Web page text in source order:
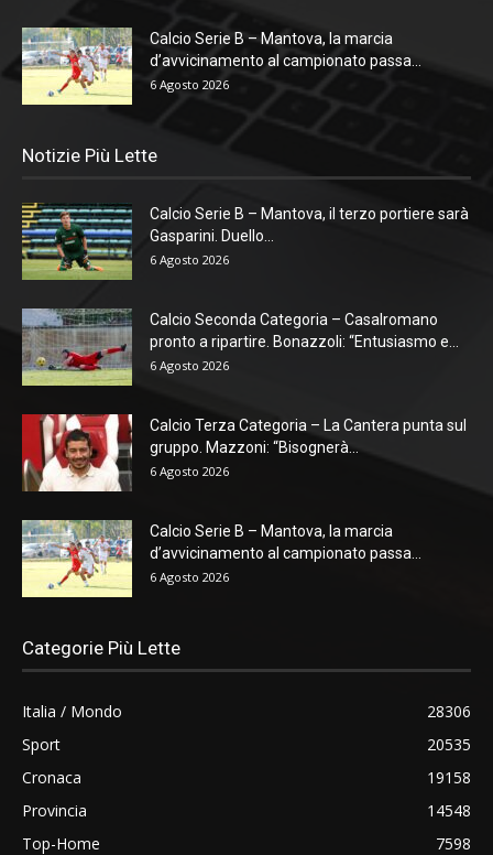
Calcio Serie B – Mantova, la marcia
d’avvicinamento al campionato passa...
6 Agosto 2026
Notizie Più Lette
Calcio Serie B – Mantova, il terzo portiere sarà
Gasparini. Duello...
6 Agosto 2026
Calcio Seconda Categoria – Casalromano
pronto a ripartire. Bonazzoli: “Entusiasmo e...
6 Agosto 2026
Calcio Terza Categoria – La Cantera punta sul
gruppo. Mazzoni: “Bisognerà...
6 Agosto 2026
Calcio Serie B – Mantova, la marcia
d’avvicinamento al campionato passa...
6 Agosto 2026
Categorie Più Lette
Italia / Mondo
28306
Sport
20535
Cronaca
19158
Provincia
14548
Top-Home
7598